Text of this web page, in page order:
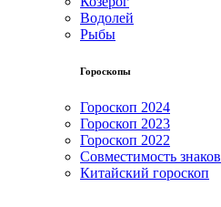
Водолей
Рыбы
Гороскопы
Гороскоп 2024
Гороскоп 2023
Гороскоп 2022
Совместимость знаков
Китайский гороскоп